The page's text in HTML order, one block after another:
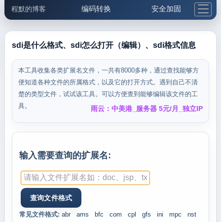
程默的博客 编码转换 安全加固
邮件工具 生活便民 更多工具
5.1支付宝大红包
sdi是什么格式、sdi怎么打开（编辑）、sdi格式信息
本工具收集各类扩展名文件，一共有8000多种，通过查找能够方
便知道各种文件的所属格式，以及它的打开方式。遇到自己不清
楚的类型文件，试试该工具。可以方便查到能够编辑该文件的工
具。
雨云：中美港_服务器 5元/月_独立IP
输入需要查询的扩展名:
常见文件格式: abr ams bfc com cpl gfs ini mpc
nst